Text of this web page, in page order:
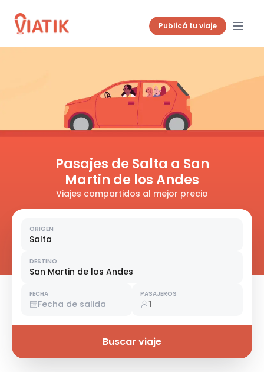
Publicá tu viaje
Pasajes de Salta a San
Martin de los Andes
Viajes compartidos al mejor precio
ORIGEN
Salta
DESTINO
San Martin de los Andes
FECHA
Fecha de salida
PASAJEROS
1
Buscar viaje